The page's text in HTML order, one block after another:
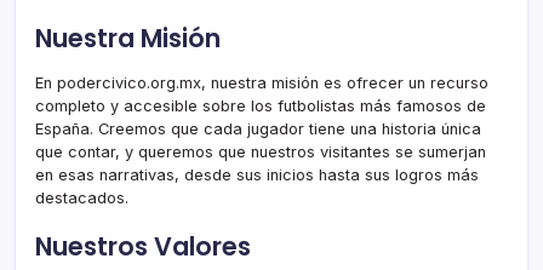
Nuestra Misión
En podercivico.org.mx, nuestra misión es ofrecer un recurso
completo y accesible sobre los futbolistas más famosos de
España. Creemos que cada jugador tiene una historia única
que contar, y queremos que nuestros visitantes se sumerjan
en esas narrativas, desde sus inicios hasta sus logros más
destacados.
Nuestros Valores